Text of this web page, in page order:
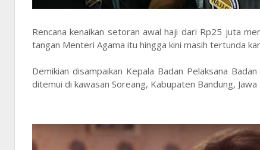
Rencana kenaikan setoran awal haji dari Rp25 juta
tangan Menteri Agama itu hingga kini masih tertunda
Demikian disampaikan Kepala Badan Pelaksana
ditemui di kawasan Soreang, Kabupaten Bandung, Jawa